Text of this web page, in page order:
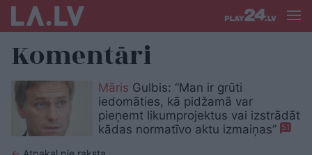
Komentāri
Māris Gulbis: “Man ir grūti
iedomāties, kā pidžamā var
pieņemt likumprojektus vai izstrādāt
kādas normatīvo aktu izmaiņas” 51